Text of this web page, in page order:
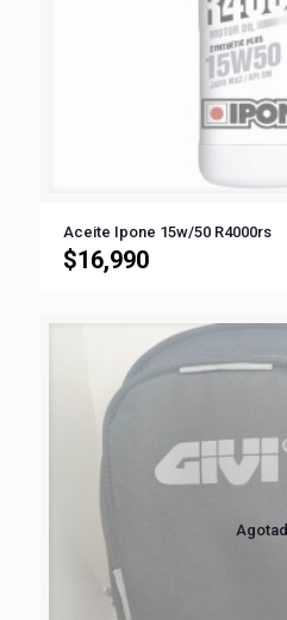
Aceite Ipone 15w/50 R4000rs
$16,990